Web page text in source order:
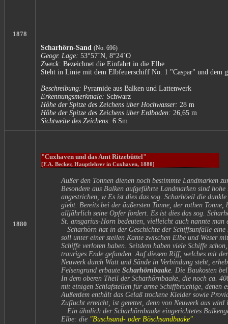
1878
Scharhörn-Sand (No. 696)
Geogr. Lage: 53°57´N, 8°24´O
Zweck: Bezeichnet die Einfahrt in die Elbe
Steht in Linie mit dem Elbfeuerschiff No. 1 "Caspar" und dem
Beschreibung: Pyramide aus Balken und Lattenwerk
Erkennungsmerkmale: Schwarz
Höhe der Spitze des Zeichens über Hochwasser: 28 m
Höhe der Spitze des Zeichens über Erdboden: 26,65 m
Sichtweite des Zeichens: 6 Sm
1880
"Cuxhaven und das Amt Ritzebüttel"
[F.A. Becker, Hauptlehrer in Cuxhaven, 1880]
Außer den Tonnen dienen noch bestimmte Landmarken
Besondere aus Balken aufgeführte Landmarken sind
angestrichen, w Es ist dies das sog. Scharhöeil die
giebt. Bereits bei der äußersten Tonne, der rothen
alljährlich seine Opfer fordert. Es ist dies das sog.
St. ansgarius-Horn bedeuten, vielleicht auch nannte
Scharhörn hat in der Geschichte der Schiffsunfälle
soll unter einer steilen Kante zwischen Elbe und Weser
Schiffe verloren haben. Seitdem haben viele Schiffe
trauriges Ende gefunden. Auf diesem Riff, welches mit
Neuwerk durch Watt und Sände in Verbindung steht,
Felsengrund erbaute Scharhörnbaake. Die Baukosten
In dem oberen Theil der Scharhörnbaake, die noch ca.
mit einigen Schlafstellen für arme Schiffbrüchige, denen
Außerdem enthält das Gelaß trockene Kleider sowie
Zuflucht erreicht, ist gerettet, denn von Neuwerk aus
Ein ähnlich der Scharhörnbaake eingerichtetes
Elbe: die "Buschsand- oder Böschsandbaake"